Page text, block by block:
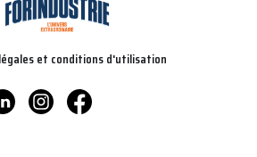
et conditions d'utilisation